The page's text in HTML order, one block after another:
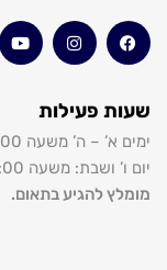
פעילות
משעה 8:00 ועד 18:00
משעה 8:00 ועד 16:00
להגיע בתאום.